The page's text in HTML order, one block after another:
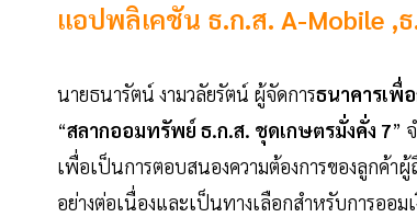
แอปพลิเคชัน ธ.ก.ส. A-Mobile ,
นายธนารัตน์ งามวลัยรัตน์ ผู้จัดการธนาคารเพื่
“สลากออมทรัพย์ ธ.ก.ส. ชุดเกษตรมั่งคั่ง 7”
เพื่อเป็นการตอบสนองความต้องการของลูกค้
อย่างต่อเนื่องและเป็นทางเลือกสำหรับการออ